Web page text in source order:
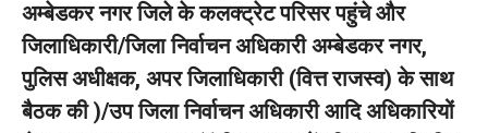
अम्बेडकर नगर जिले के कलक्ट्रेट परिसर पहुंचे और
जिलाधिकारी/जिला निर्वाचन अधिकारी अम्बेडकर नगर,
पुलिस अधीक्षक, अपर जिलाधिकारी (वित्त राजस्व) के साथ
बैठक की )/उप जिला निर्वाचन अधिकारी आदि अधिकारियों